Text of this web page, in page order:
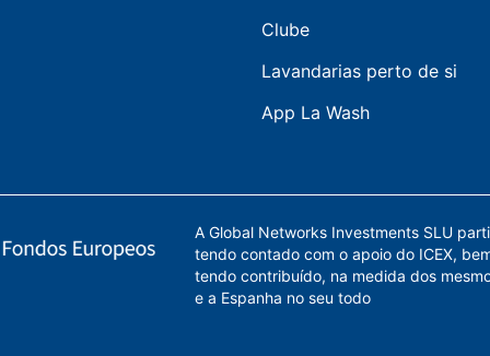
Clube
Lavandarias perto de si
App La Wash
A Global Networks Investments SLU
tendo contado com o apoio do ICEX,
tendo contribuído, na medida dos
e a Espanha no seu todo